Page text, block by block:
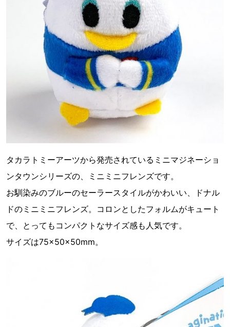
タカラトミーアーツから発売されているミニマジネーショ
ンタウンシリーズの、ミニミニフレンズです。
お馴染みのブルーのセーラースタイルがかわいい、ドナル
ドのミニミニフレンズ。コロンとしたフォルムがキュート
で、とってもコンパクトなサイズ感も人気です。
サイズは75×50×50mm。